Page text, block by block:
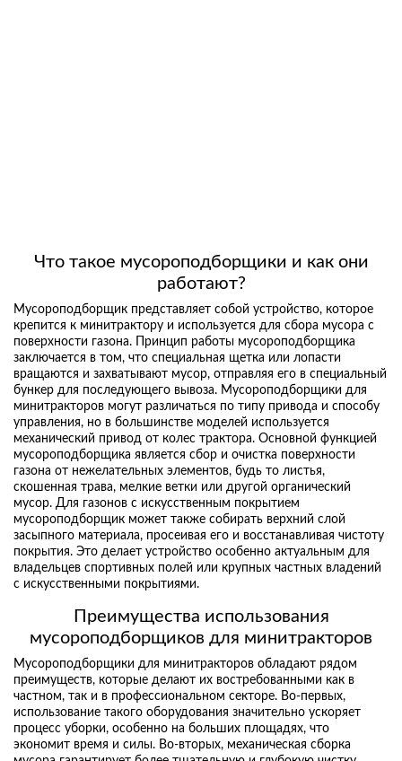
Что такое мусороподборщики и как они
работают?
Мусороподборщик представляет собой устройство, которое
крепится к минитрактору и используется для сбора мусора с
поверхности газона. Принцип работы мусороподборщика
заключается в том, что специальная щетка или лопасти
вращаются и захватывают мусор, отправляя его в специальный
бункер для последующего вывоза. Мусороподборщики для
минитракторов могут различаться по типу привода и способу
управления, но в большинстве моделей используется
механический привод от колес трактора. Основной функцией
мусороподборщика является сбор и очистка поверхности
газона от нежелательных элементов, будь то листья,
скошенная трава, мелкие ветки или другой органический
мусор. Для газонов с искусственным покрытием
мусороподборщик может также собирать верхний слой
засыпного материала, просеивая его и восстанавливая чистоту
покрытия. Это делает устройство особенно актуальным для
владельцев спортивных полей или крупных частных владений
с искусственными покрытиями.
Преимущества использования
мусороподборщиков для минитракторов
Мусороподборщики для минитракторов обладают рядом
преимуществ, которые делают их востребованными как в
частном, так и в профессиональном секторе. Во-первых,
использование такого оборудования значительно ускоряет
процесс уборки, особенно на больших площадях, что
экономит время и силы. Во-вторых, механическая сборка